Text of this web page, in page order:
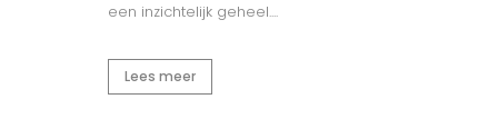
een inzichtelijk geheel....
Lees meer